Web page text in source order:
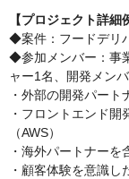
【プロジェクト詳細
◆案件：フードデリ
◆参加メンバー：事
ャー1名、開発メン
・外部の開発パー
・フロントエンド
（AWS）
・海外パートナー
・顧客体験を意識